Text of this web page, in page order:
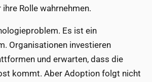
Rolle wahrnehmen.
Es ist ein
Organisationen investieren
und erwarten, dass die
kommt. Aber Adoption folgt nicht